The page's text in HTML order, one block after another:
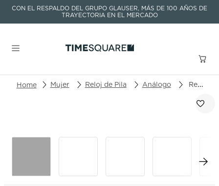
CON EL RESPALDO DEL GRUPO GLAUSER, MÁS DE 100 AÑOS DE
TRAYECTORIA EN EL MERCADO
Buscar un producto o artículo
Mujer Reloj de Pila Análogo Reloj Fossil Anillo reloj ES5412
TÉRMINOS MÁS BUSCADOS
4.
tissot